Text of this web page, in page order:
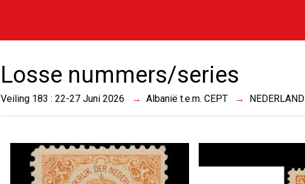
Losse nummers/series
Veiling 183 : 22-27 Juni 2026 Albanië t.e.m. CEPT NEDERLAND